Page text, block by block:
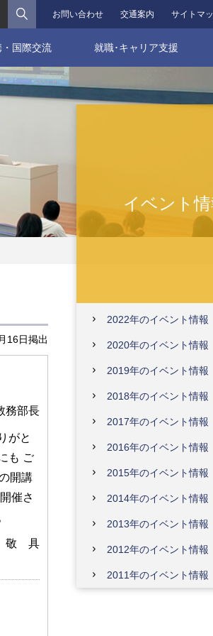
お問い合わせ 交通案内 サイトマ
検索
国際交流 就職･キャリア支援
16日掲出
務部長
がと
も ご
開講
催さ
敬 具
イベント情
2022年のイベント情報
2020年のイベント情報
2019年のイベント情報
2018年のイベント情報
2017年のイベント情報
2016年のイベント情報
2015年のイベント情報
2014年のイベント情報
2013年のイベント情報
2012年のイベント情報
2011年のイベント情報